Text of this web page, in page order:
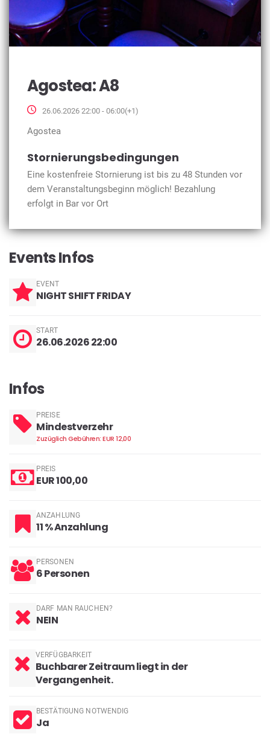
Agostea: A8
26.06.2026 22:00 - 06:00(+1)
Agostea
Stornierungsbedingungen
Eine kostenfreie Stornierung ist bis zu 48 Stunden vor
dem Veranstaltungsbeginn möglich! Bezahlung
erfolgt in Bar vor Ort
Events Infos
EVENT
NIGHT SHIFT FRIDAY
START
26.06.2026 22:00
Infos
PREISE
Mindestverzehr
Zuzüglich Gebühren: EUR 12,00
PREIS
EUR 100,00
ANZAHLUNG
11 % Anzahlung
PERSONEN
6 Personen
DARF MAN RAUCHEN?
NEIN
VERFÜGBARKEIT
Buchbarer Zeitraum liegt in der
Vergangenheit.
BESTÄTIGUNG NOTWENDIG
Ja